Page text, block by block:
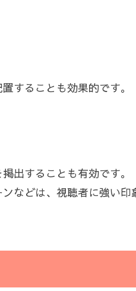
することも効果的です。
出することも有効です。
などは、視聴者に強い印